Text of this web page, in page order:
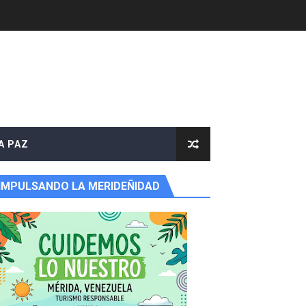
PAZ
IMPULSANDO LA MERIDEÑIDAD